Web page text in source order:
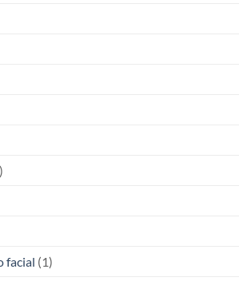
facial (1)